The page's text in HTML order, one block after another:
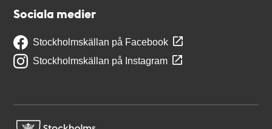
Sociala medier
Stockholmskällan på Facebook
Stockholmskällan på Instagram